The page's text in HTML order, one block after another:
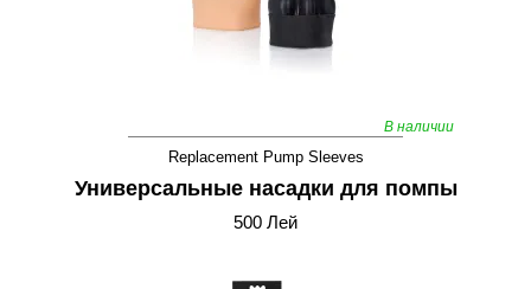
В наличии
Replacement Pump Sleeves
Универсальные насадки для помпы
500 Лей